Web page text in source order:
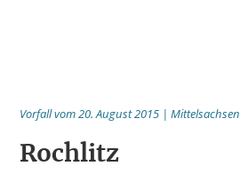
Publikationen
Bildungsangebote
Vorfall vom 20. August 2015 | Mittelsachsen
Rochlitz